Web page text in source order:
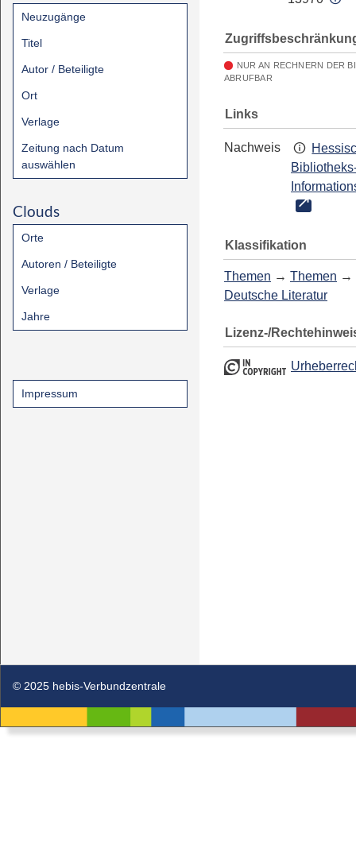
Neuzugänge
Titel
Autor / Beteiligte
Ort
Verlage
Zeitung nach Datum
auswählen
Clouds
Orte
Autoren / Beteiligte
Verlage
Jahre
Impressum
NUR AN RECHNERN DER
ABRUFBAR
Links
Nachweis
Klassifikation
Themen → Themen →
Deutsche Literatur
Lizenz-/
© 2025 hebis-Verbundzentrale